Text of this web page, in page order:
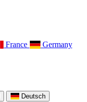
France
Germany
Deutsch